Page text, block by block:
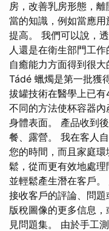
房，改善乳房形態，
當的知識，例如當應
提高。 我們可以說，
人還是在衛生部門工
自癒能力方面得到很大
Tádé 蠟燭是第一批獲
拔罐技術在醫學上已
不同的方法使杯容器
身體表面。 產品收到
餐、露營。 我在客人
您的時間，而且家庭
鬆，從而更有效地處
並輕鬆產生潛在客戶
接收客戶的評論、問題
版稅圖像的更多信息
見問題集。 由於手工